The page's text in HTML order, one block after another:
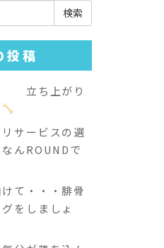
投稿
立ち上がり
サービスの選
んROUNDで
て・・・腓骨
をしましょ